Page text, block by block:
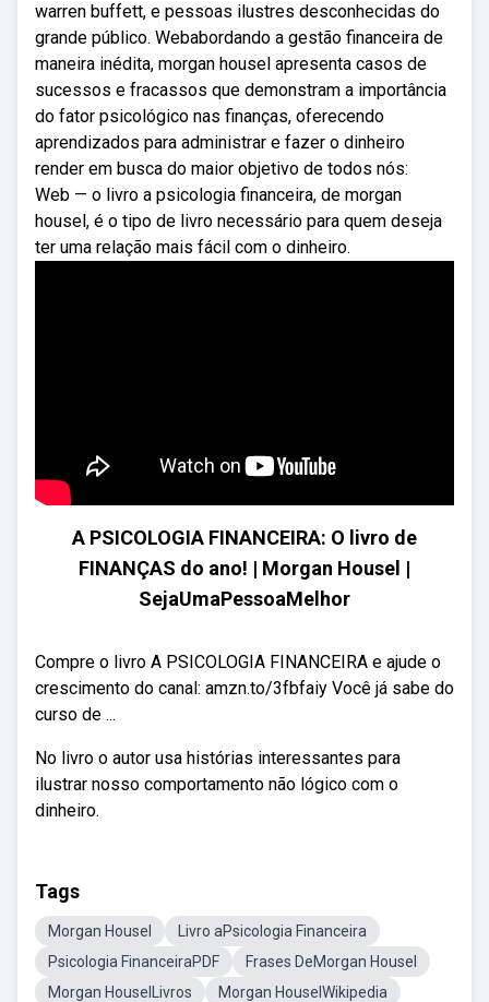
warren buffett, e pessoas ilustres desconhecidas do
grande público. Webabordando a gestão financeira de
maneira inédita, morgan housel apresenta casos de
sucessos e fracassos que demonstram a importância
do fator psicológico nas finanças, oferecendo
aprendizados para administrar e fazer o dinheiro
render em busca do maior objetivo de todos nós:
Web — o livro a psicologia financeira, de morgan
housel, é o tipo de livro necessário para quem deseja
ter uma relação mais fácil com o dinheiro.
A PSICOLOGIA FINANCEIRA: O livro de
FINANÇAS do ano! | Morgan Housel |
SejaUmaPessoaMelhor
Compre o livro A PSICOLOGIA FINANCEIRA e ajude o
crescimento do canal: amzn.to/3fbfaiy Você já sabe do
curso de ...
No livro o autor usa histórias interessantes para
ilustrar nosso comportamento não lógico com o
dinheiro.
Tags
Morgan Housel
Livro aPsicologia Financeira
Psicologia FinanceiraPDF
Frases DeMorgan Housel
Morgan HouselLivros
Morgan HouselWikipedia